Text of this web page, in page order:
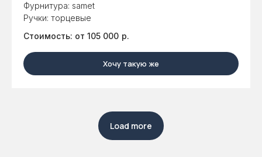
Фурнитура: samet
Ручки: торцевые
Стоимость: от 105 000 р.
Хочу такую же
Load more